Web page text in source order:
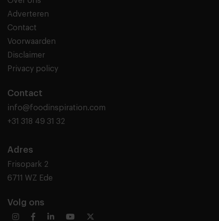
Adverteren
Contact
Voorwaarden
Disclaimer
Privacy policy
Contact
info@foodinspiration.com
+31 318 49 31 32
Adres
Frisopark 2
6711 WZ Ede
Volg ons